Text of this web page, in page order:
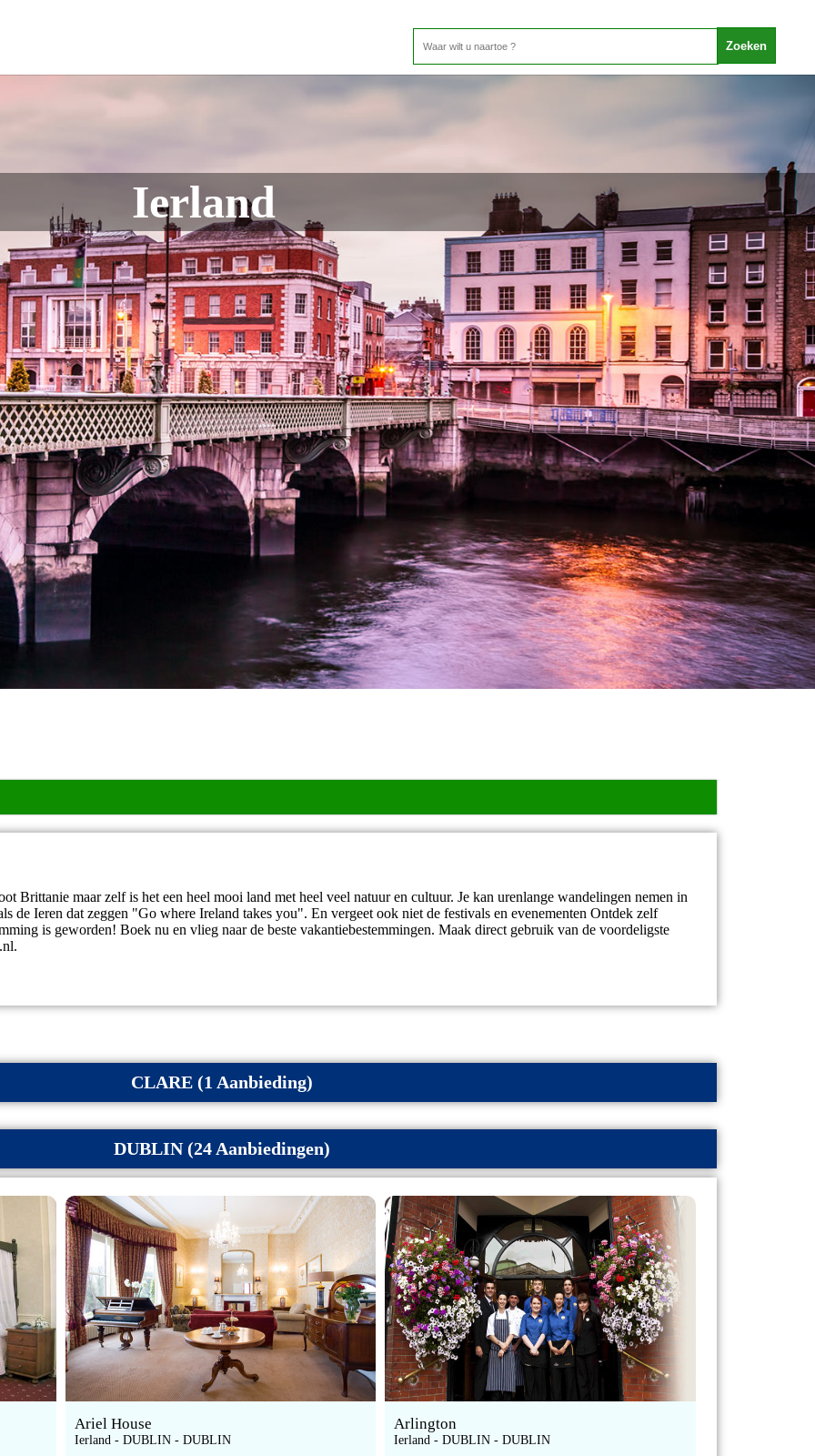
Ierland
Brittanie maar zelf is het een heel mooi land met heel veel natuur en cultuur. Je kan urenlange wandelingen nemen in
de Ieren dat zeggen "Go where Ireland takes you". En vergeet ook niet de festivals en evenementen Ontdek zelf
is geworden! Boek nu en vlieg naar de beste vakantiebestemmingen. Maak direct gebruik van de voordeligste
CLARE (1 Aanbieding)
DUBLIN (24 Aanbiedingen)
Ariel House
Ierland - DUBLIN - DUBLIN
Arlington
Ierland - DUBLIN - DUBLIN